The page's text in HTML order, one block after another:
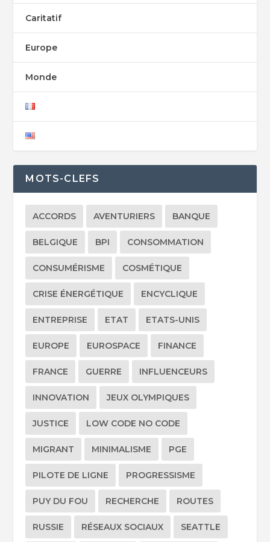
Caritatif
Europe
Monde
MOTS-CLEFS
ACCORDS AVENTURIERS BANQUE
BELGIQUE BPI CONSOMMATION
CONSUMÉRISME COSMÉTIQUE
CRISE ÉNERGÉTIQUE ENCYCLIQUE
ENTREPRISE ETAT ETATS-UNIS
EUROPE EUROSPACE FINANCE
FRANCE GUERRE INFLUENCEURS
INNOVATION JEUX OLYMPIQUES
JUSTICE LOW CODE NO CODE
MIGRANT MINIMALISME PGE
PILOTE DE LIGNE PROGRESSISME
PUY DU FOU RECHERCHE ROUTES
RUSSIE RÉSEAUX SOCIAUX SEATTLE